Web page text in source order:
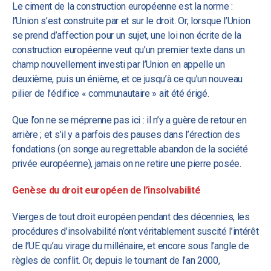
Le ciment de la construction européenne est la norme :
l’Union s’est construite par et sur le droit. Or, lorsque l’Union
se prend d’affection pour un sujet, une loi non écrite de la
construction européenne veut qu’un premier texte dans un
champ nouvellement investi par l’Union en appelle un
deuxième, puis un énième, et ce jusqu’à ce qu’un nouveau
pilier de l’édifice « communautaire » ait été érigé.
Que l’on ne se méprenne pas ici : il n’y a guère de retour en
arrière ; et s’il y a parfois des pauses dans l’érection des
fondations (on songe au regrettable abandon de la société
privée européenne), jamais on ne retire une pierre posée.
Genèse du droit européen de l’insolvabilité
Vierges de tout droit européen pendant des décennies, les
procédures d’insolvabilité n’ont véritablement suscité l’intérêt
de l’UE qu’au virage du millénaire, et encore sous l’angle de
règles de conflit. Or, depuis le tournant de l’an 2000,